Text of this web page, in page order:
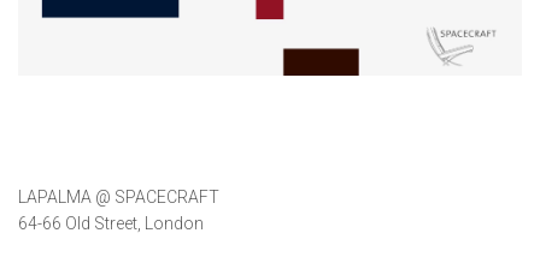
LAPALMA @ SPACECRAFT
64-66 Old Street, London